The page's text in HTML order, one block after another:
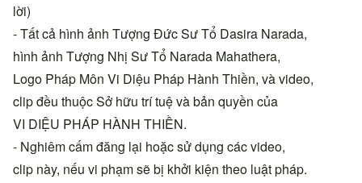
lời)
- Tất cả hình ảnh Tượng Đức Sư Tổ Dasira Narada,
hình ảnh Tượng Nhị Sư Tổ Narada Mahathera,
Logo Pháp Môn Vi Diệu Pháp Hành Thiền, và video,
clip đều thuộc Sở hữu trí tuệ và bản quyền của
VI DIỆU PHÁP HÀNH THIỀN.
- Nghiêm cấm đăng lại hoặc sử dụng các video,
clip này, nếu vi phạm sẽ bị khởi kiện theo luật pháp.